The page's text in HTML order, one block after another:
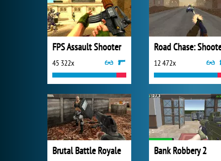
FPS Assault Shooter
45 322x 12 472x
Brutal Battle Royale Bank Robbery 2